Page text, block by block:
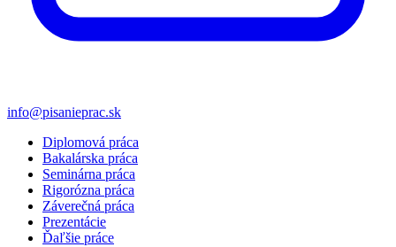
info@pisanieprac.sk
Diplomová práca
Bakalárska práca
Seminárna práca
Rigorózna práca
Záverečná práca
Prezentácie
Ďaľšie práce